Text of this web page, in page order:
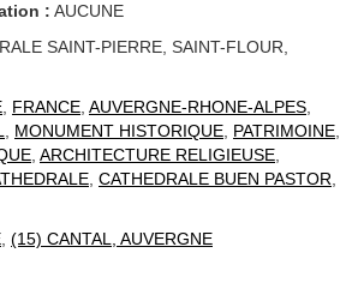
: AUCUNE
SAINT-PIERRE, SAINT-FLOUR,
, FRANCE, AUVERGNE-RHONE-ALPES,
, MONUMENT HISTORIQUE, PATRIMOINE,
, ARCHITECTURE RELIGIEUSE,
, CATHEDRALE BUEN PASTOR,
, (15) CANTAL, AUVERGNE